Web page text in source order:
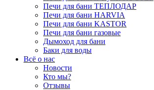
Печи для бани ТЕПЛОДАР
Печи для бани HARVIA
Печи для бани KASTOR
Печи для бани газовые
Дымоход для бани
Баки для воды
Всё о нас
Новости
Кто мы?
Отзывы